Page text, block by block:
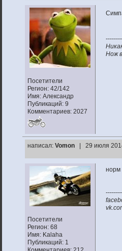
Посетители
Регион: 42/142
Имя: Александр
Публикаций: 9
Комментариев: 2027
Нож
написал: Vomon | 29 июля
Посетители
Регион: 68
Имя: Kalaha
Публикаций: 1
норм